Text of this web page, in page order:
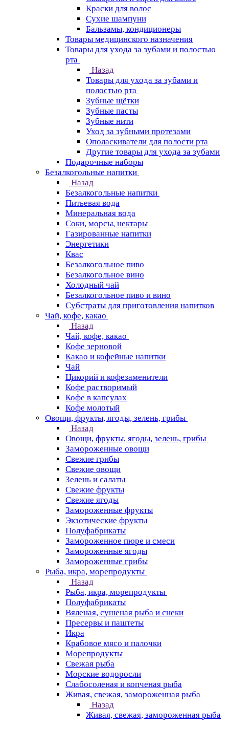
Краски для волос
Сухие шампуни
Бальзамы, кондиционеры
Товары медицинского назначения
Товары для ухода за зубами и полостью
рта
Назад
Товары для ухода за зубами и
полостью рта
Зубные щётки
Зубные пасты
Зубные нити
Уход за зубными протезами
Ополаскиватели для полости рта
Другие товары для ухода за зубами
Подарочные наборы
Безалкогольные напитки
Назад
Безалкогольные напитки
Питьевая вода
Минеральная вода
Соки, морсы, нектары
Газированные напитки
Энергетики
Квас
Безалкогольное пиво
Безалкогольное вино
Холодный чай
Безалкогольное пиво и вино
Субстраты для приготовления напитков
Чай, кофе, какао
Назад
Чай, кофе, какао
Кофе зерновой
Какао и кофейные напитки
Чай
Цикорий и кофезаменители
Кофе растворимый
Кофе в капсулах
Кофе молотый
Овощи, фрукты, ягоды, зелень, грибы
Назад
Овощи, фрукты, ягоды, зелень, грибы
Замороженные овощи
Свежие грибы
Свежие овощи
Зелень и салаты
Свежие фрукты
Свежие ягоды
Замороженные фрукты
Экзотические фрукты
Полуфабрикаты
Замороженное пюре и смеси
Замороженные ягоды
Замороженные грибы
Рыба, икра, морепродукты
Назад
Рыба, икра, морепродукты
Полуфабрикаты
Вяленая, сушеная рыба и снеки
Пресервы и паштеты
Икра
Крабовое мясо и палочки
Морепродукты
Свежая рыба
Морские водоросли
Слабосоленая и копченая рыба
Живая, свежая, замороженная рыба
Назад
Живая, свежая, замороженная рыба